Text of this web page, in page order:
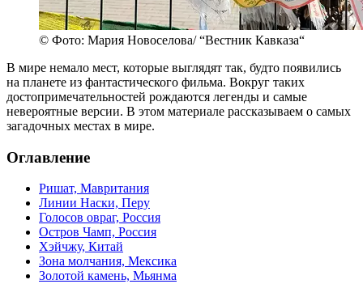
© Фото: Мария Новоселова/ “Вестник Кавказа“
В мире немало мест, которые выглядят так, будто появились
на планете из фантастического фильма. Вокруг таких
достопримечательностей рождаются легенды и самые
невероятные версии. В этом материале рассказываем о самых
загадочных местах в мире.
Оглавление
Ришат, Мавритания
Линии Наски, Перу
Голосов овраг, Россия
Остров Чамп, Россия
Хэйчжу, Китай
Зона молчания, Мексика
Золотой камень, Мьянма